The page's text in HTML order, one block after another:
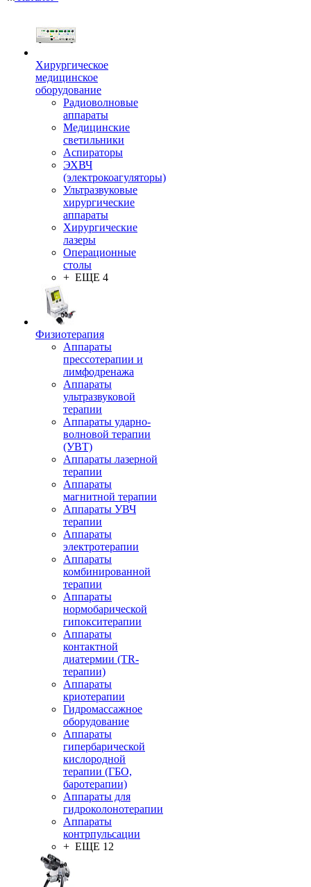
Хирургическое
медицинское
оборудование
Радиоволновые
аппараты
Медицинские
светильники
Аспираторы
ЭХВЧ
(электрокоагуляторы)
Ультразвуковые
хирургические
аппараты
Хирургические
лазеры
Операционные
столы
+ ЕЩЕ 4
Физиотерапия
Аппараты
прессотерапии и
лимфодренажа
Аппараты
ультразвуковой
терапии
Аппараты ударно-
волновой терапии
(УВТ)
Аппараты лазерной
терапии
Аппараты
магнитной терапии
Аппараты УВЧ
терапии
Аппараты
электротерапии
Аппараты
комбинированной
терапии
Аппараты
нормобарической
гипокситерапии
Аппараты
контактной
диатермии (TR-
терапии)
Аппараты
криотерапии
Гидромассажное
оборудование
Аппараты
гипербарической
кислородной
терапии (ГБО,
баротерапии)
Аппараты для
гидроколонотерапии
Аппараты
контрпульсации
+ ЕЩЕ 12